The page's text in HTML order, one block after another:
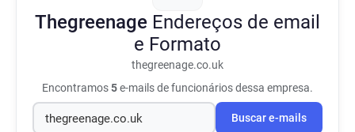
Thegreenage Endereços de email
e Formato
thegreenage.co.uk
Encontramos5e-mails de funcionários dessa empresa.
Buscar e-mails